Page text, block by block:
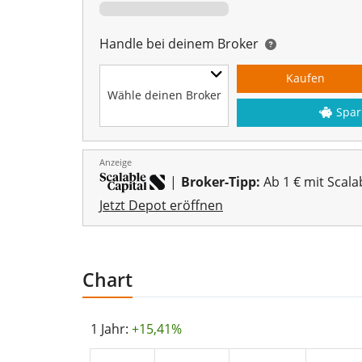
Handle bei deinem Broker
Wähle deinen Broker
Kaufen
Anzeige
| Broker-Tipp: Ab 1 € mit
Jetzt Depot eröffnen
Chart
1 Jahr: +15,41%